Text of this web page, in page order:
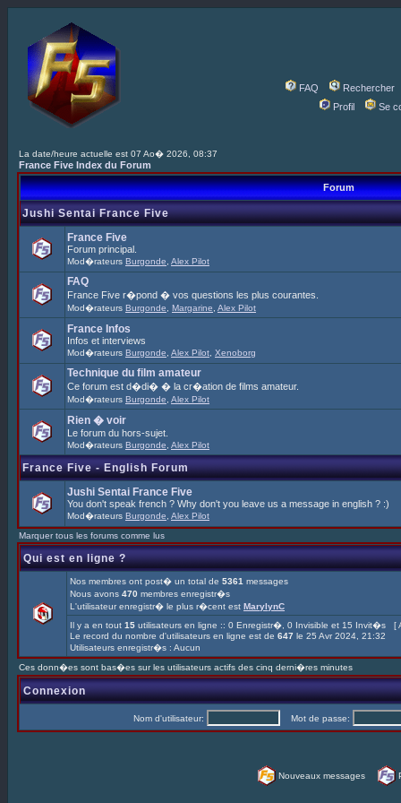
FAQ
Rechercher
Profil
Se
La date/heure actuelle est 07 Ao� 2026, 08:37
France Five Index du Forum
Forum
Jushi Sentai France Five
France Five
Forum principal.
Mod�rateurs Burgonde Alex Pilot
FAQ
France Five r�pond � vos questions les plus courantes.
Mod�rateurs Burgonde Margarine Alex Pilot
France Infos
Infos et interviews
Mod�rateurs Burgonde Alex Pilot Xenoborg
Technique du film amateur
Ce forum est d�di� � la cr�ation de films amateur.
Mod�rateurs Burgonde Alex Pilot
Rien � voir
Le forum du hors-sujet.
Mod�rateurs Burgonde Alex Pilot
France Five - English Forum
Jushi Sentai France Five
You don't speak french ? Why don't you leave us a message in english ? :)
Mod�rateurs Burgonde Alex Pilot
Marquer tous les forums comme lus
Qui est en ligne ?
Nos membres ont post� un total de 5361 messages
Nous avons 470 membres enregistr�s
L'utilisateur enregistr� le plus r�cent est MarylynC
Il y a en tout 15 utilisateurs en ligne :: 0 Enregistr�, 0 Invisible et 15 Invit�s [
Le record du nombre d'utilisateurs en ligne est de 647 le 25 Avr 2024, 21:32
Utilisateurs enregistr�s : Aucun
Ces donn�es sont bas�es sur les utilisateurs actifs des cinq derni�res minutes
Connexion
Nom d'utilisateur: Mot de passe:
Nouveaux messages